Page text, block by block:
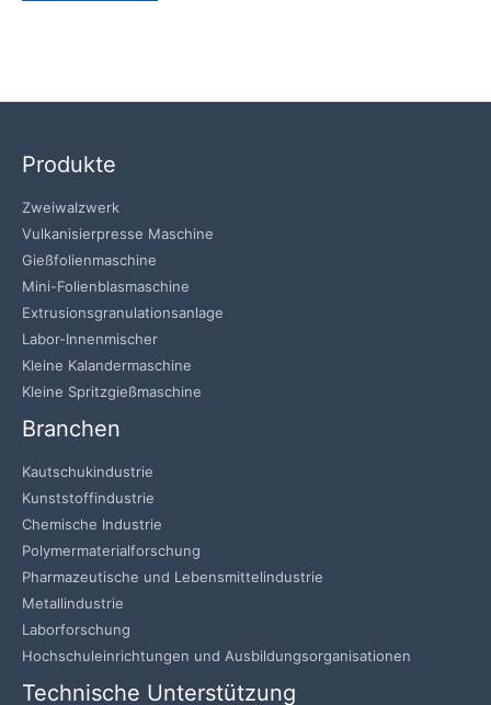
Produkte
Zweiwalzwerk
Vulkanisierpresse Maschine
Gießfolienmaschine
Mini-Folienblasmaschine
Extrusionsgranulationsanlage
Labor-Innenmischer
Kleine Kalandermaschine
Kleine Spritzgießmaschine
Branchen
Kautschukindustrie
Kunststoffindustrie
Chemische Industrie
Polymermaterialforschung
Pharmazeutische und Lebensmittelindustrie
Metallindustrie
Laborforschung
Hochschuleinrichtungen und Ausbildungsorganisationen
Technische Unterstützung